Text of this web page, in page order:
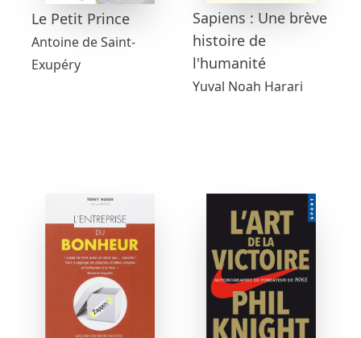
Le Petit Prince
Antoine de Saint-
Exupéry
Sapiens : Une brève
histoire de
l'humanité
Yuval Noah Harari